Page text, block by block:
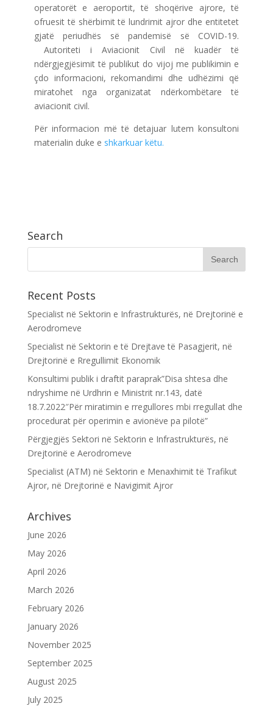
operatorët e aeroportit, të shoqërive ajrore, të
ofruesit të shërbimit të lundrimit ajror dhe entitetet
gjatë periudhës së pandemisë së COVID-19.
Autoriteti i Aviacionit Civil në kuadër të
ndërgjegjësimit të publikut do vijoj me publikimin e
çdo informacioni, rekomandimi dhe udhëzimi që
miratohet nga organizatat ndërkombëtare të
aviacionit civil.
Për informacion më të detajuar lutem konsultoni
materialin duke e shkarkuar këtu.
Search
Recent Posts
Specialist në Sektorin e Infrastrukturës, në Drejtorinë e
Aerodromeve
Specialist në Sektorin e të Drejtave të Pasagjerit, në
Drejtorinë e Rregullimit Ekonomik
Konsultimi publik i draftit paraprak”Disa shtesa dhe
ndryshime në Urdhrin e Ministrit nr.143, datë
18.7.2022″Për miratimin e rregullores mbi rregullat dhe
procedurat për operimin e avionëve pa pilotë”
Përgjegjës Sektori në Sektorin e Infrastrukturës, në
Drejtorinë e Aerodromeve
Specialist (ATM) në Sektorin e Menaxhimit të Trafikut
Ajror, në Drejtorinë e Navigimit Ajror
Archives
June 2026
May 2026
April 2026
March 2026
February 2026
January 2026
November 2025
September 2025
August 2025
July 2025